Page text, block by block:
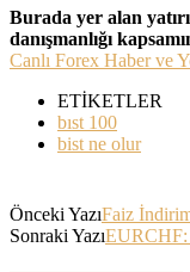
Burada yer alan
danışmanlığı
Canlı Forex Haber ve
ETİKETLER
bıst 100
bist ne olur
Önceki YazıFaiz
Sonraki YazıEURCHF: